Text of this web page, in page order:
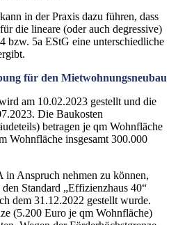
in der Praxis dazu führen, dass
die lineare (oder auch degressive)
bzw. 5a EStG eine unterschiedliche
für den Mietwohnungsneubau
am 10.02.2023 gestellt und die
Die Baukosten
betragen je qm Wohnfläche
Wohnfläche insgesamt 300.000
Anspruch nehmen zu können,
Standard „Effizienzhaus 40“
dem 31.12.2022 gestellt wurde.
(5.200 Euro je qm Wohnfläche)